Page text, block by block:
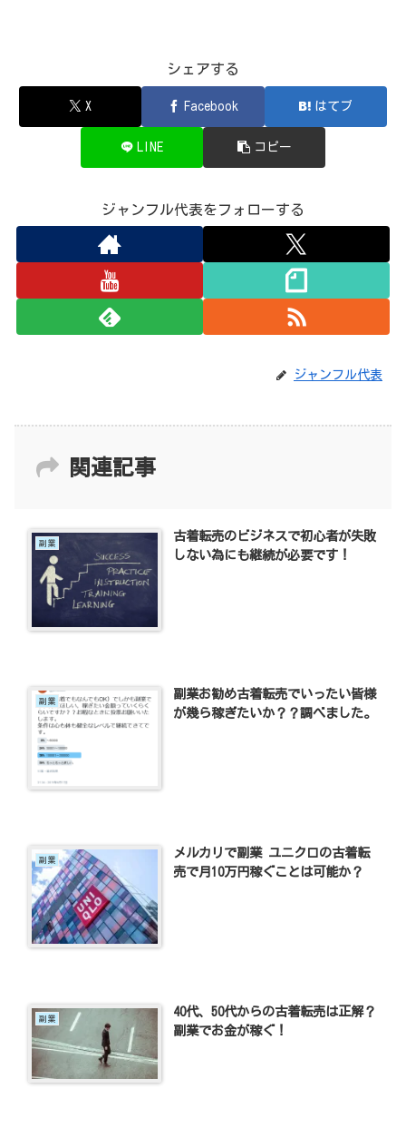
シェアする
X Facebook はてブ
LINE コピー
ジャンフル代表をフォローする
ジャンフル代表
関連記事
副業
古着転売のビジネスで初心者が失敗
しない為にも継続が必要です！
副業
副業お勧め古着転売でいったい皆様
が幾ら稼ぎたいか？？調べました。
副業
メルカリで副業 ユニクロの古着転
売で月10万円稼ぐことは可能か？
副業
40代、50代からの古着転売は正解？
副業でお金が稼ぐ！